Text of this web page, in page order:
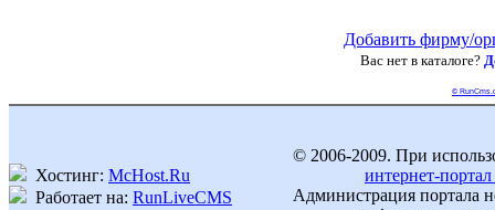
Добавить фирму/
Вас нет в каталоге?
©
Хостинг: McHost.Ru
Работает на: RunLiveCMS
© 2006-2009. При
интернет-
Администрация портала